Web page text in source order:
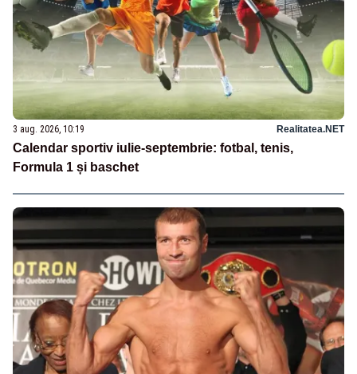
3 aug. 2026, 10:19 Realitatea.NET
Calendar sportiv iulie-septembrie: fotbal, tenis,
Formula 1 și baschet